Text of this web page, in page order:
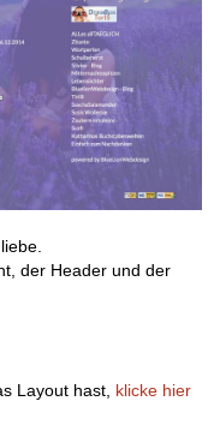
der Header und der
Layout hast, klicke hier